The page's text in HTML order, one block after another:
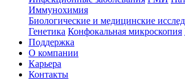
Иммунохимия
Биологические и медицинские
Генетика Конфокальная микроскопия
Поддержка
О компании
Карьера
Контакты